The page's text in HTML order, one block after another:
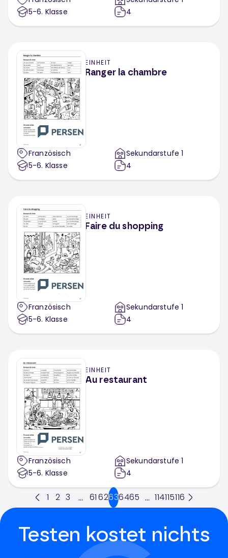
5-6. Klasse
4
EINHEIT
Ranger la chambre
Französisch
5-6. Klasse
Sekundarstufe 1
4
EINHEIT
Faire du shopping
Französisch
5-6. Klasse
Sekundarstufe 1
4
EINHEIT
Au restaurant
Französisch
5-6. Klasse
Sekundarstufe 1
4
1 2 3 ... 6162636465 ... 114115116
Testen kostet nichts